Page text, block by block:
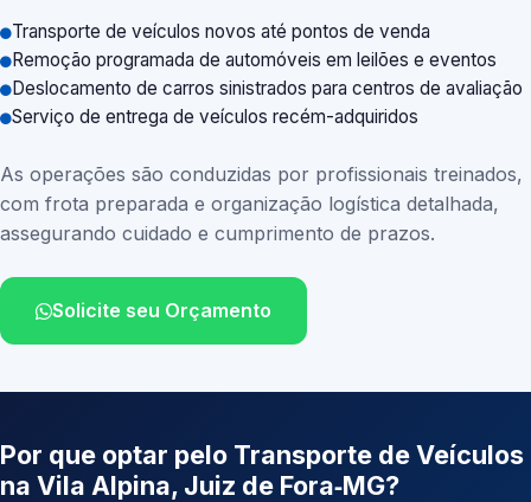
Transporte de veículos novos até pontos de venda
Remoção programada de automóveis em leilões e eventos
Deslocamento de carros sinistrados para centros de avaliação
Serviço de entrega de veículos recém-adquiridos
As operações são conduzidas por profissionais treinados,
com frota preparada e organização logística detalhada,
assegurando cuidado e cumprimento de prazos.
Solicite seu Orçamento
Por que optar pelo Transporte de Veículos
na Vila Alpina, Juiz de Fora‑MG?